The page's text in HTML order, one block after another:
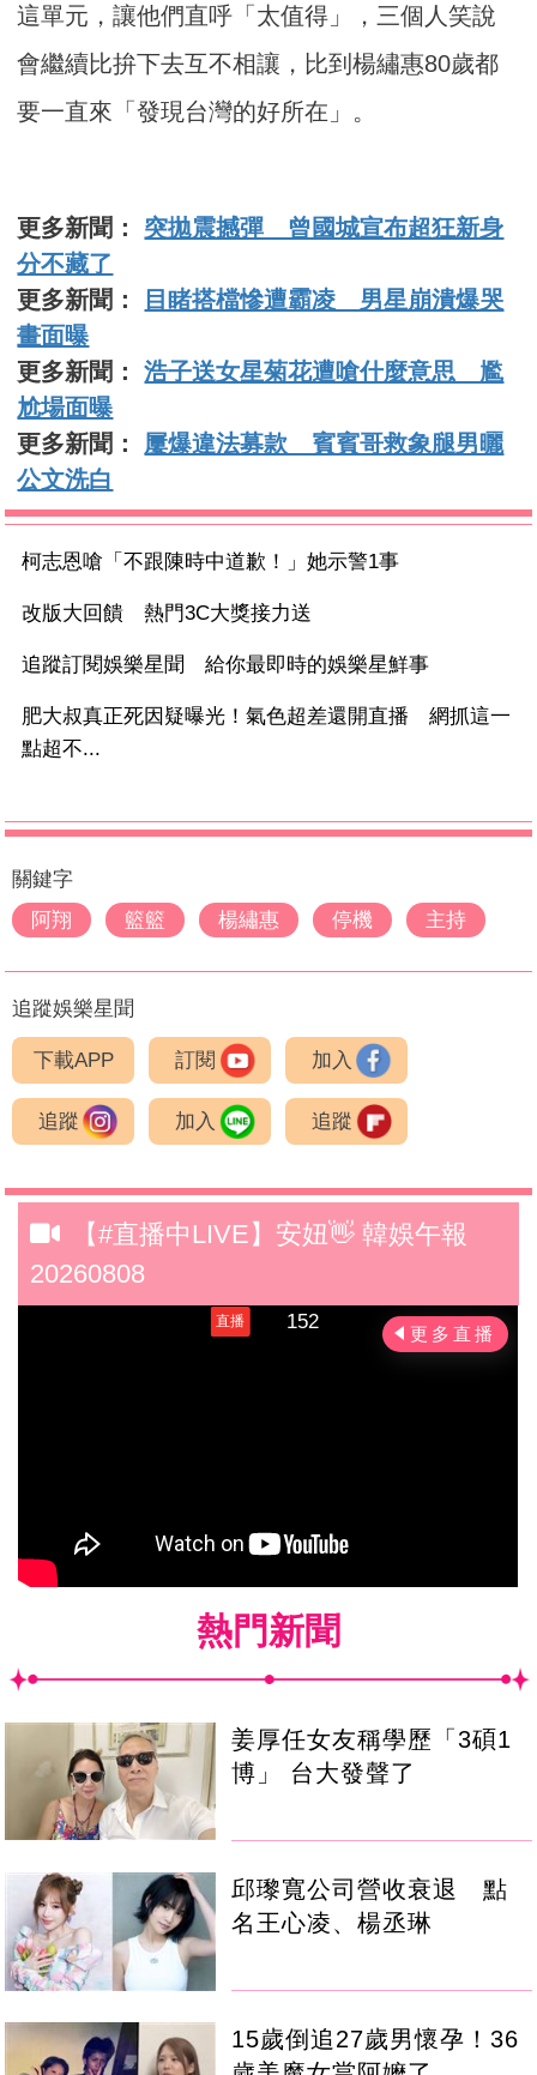
這單元，讓他們直呼「太值得」，三個人笑說
會繼續比拚下去互不相讓，比到楊繡惠80歲都
要一直來「發現台灣的好所在」。
更多新聞： 突拋震撼彈 曾國城宣布超狂新身
分不藏了
更多新聞：
目睹搭檔慘遭霸凌 男星崩潰爆哭
畫面曝
更多新聞：浩子送女星菊花遭嗆什麼意思 尷
尬場面曝
更多新聞： 屢爆違法募款 賓賓哥救象腿男曬
公文洗白
柯志恩嗆「不跟陳時中道歉！」她示警1事
改版大回饋 熱門3C大獎接力送
追蹤訂閱娛樂星聞 給你最即時的娛樂星鮮事
肥大叔真正死因疑曝光！氣色超差還開直播 網抓這一
點超不...
關鍵字
阿翔
籃籃 楊繡惠 停機 主持
追蹤娛樂星聞
下載APP 訂閱 加入
追蹤 加入 追蹤
【#直播中LIVE】安妞👋 韓娛午報
20260808
熱門新聞
姜厚任女友稱學歷「3碩1
博」 台大發聲了
邱瓈寬公司營收衰退 點
名王心凌、楊丞琳
15歲倒追27歲男懷孕！36